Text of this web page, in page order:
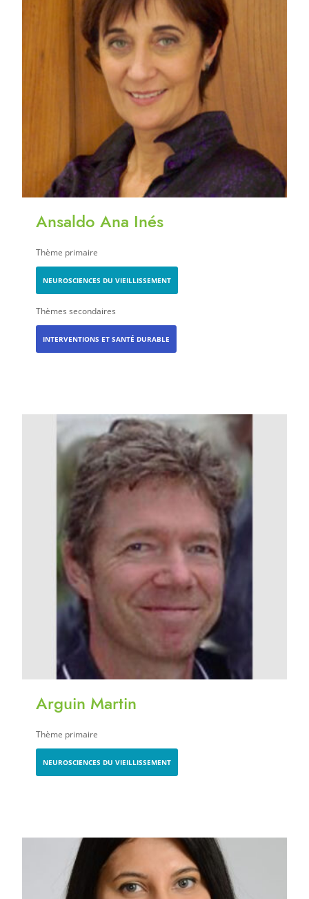
Ansaldo Ana Inés
Thème primaire
NEUROSCIENCES DU VIEILLISSEMENT
Thèmes secondaires
INTERVENTIONS ET SANTÉ DURABLE
Arguin Martin
Thème primaire
NEUROSCIENCES DU VIEILLISSEMENT